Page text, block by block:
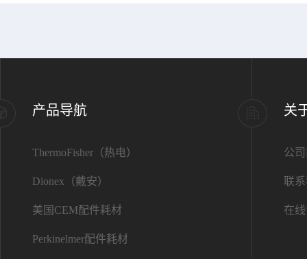
产品导航
ThermoFisher（热电）
Dionex（戴安）
美国CEM配件耗材
Perkinelmer配件耗材
关
公
联
在